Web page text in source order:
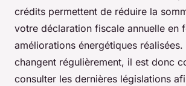
crédits permettent de réduire la
votre déclaration fiscale annuelle en
améliorations énergétiques
changent régulièrement, il est donc
consulter les dernières législations